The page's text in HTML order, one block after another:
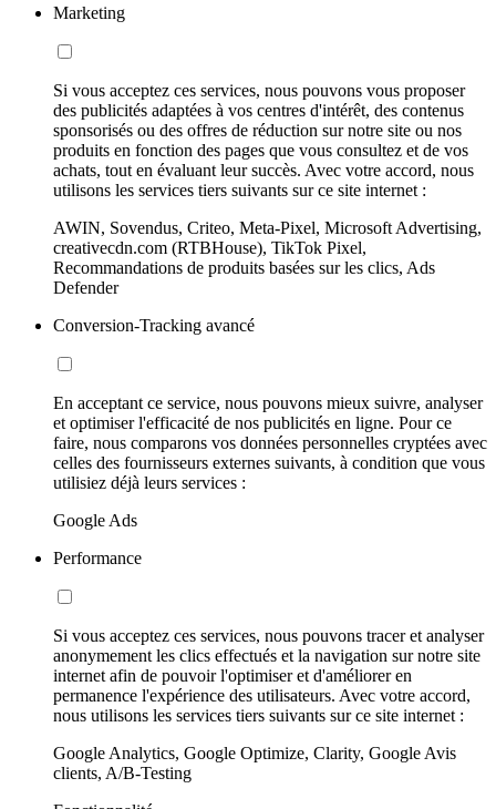
Marketing
Si vous acceptez ces services, nous pouvons vous proposer
des publicités adaptées à vos centres d'intérêt, des contenus
sponsorisés ou des offres de réduction sur notre site ou nos
produits en fonction des pages que vous consultez et de vos
achats, tout en évaluant leur succès. Avec votre accord, nous
utilisons les services tiers suivants sur ce site internet :
AWIN, Sovendus, Criteo, Meta-Pixel, Microsoft Advertising,
creativecdn.com (RTBHouse), TikTok Pixel,
Recommandations de produits basées sur les clics, Ads
Defender
Conversion-Tracking avancé
En acceptant ce service, nous pouvons mieux suivre, analyser
et optimiser l'efficacité de nos publicités en ligne. Pour ce
faire, nous comparons vos données personnelles cryptées avec
celles des fournisseurs externes suivants, à condition que vous
utilisiez déjà leurs services :
Google Ads
Performance
Si vous acceptez ces services, nous pouvons tracer et analyser
anonymement les clics effectués et la navigation sur notre site
internet afin de pouvoir l'optimiser et d'améliorer en
permanence l'expérience des utilisateurs. Avec votre accord,
nous utilisons les services tiers suivants sur ce site internet :
Google Analytics, Google Optimize, Clarity, Google Avis
clients, A/B-Testing